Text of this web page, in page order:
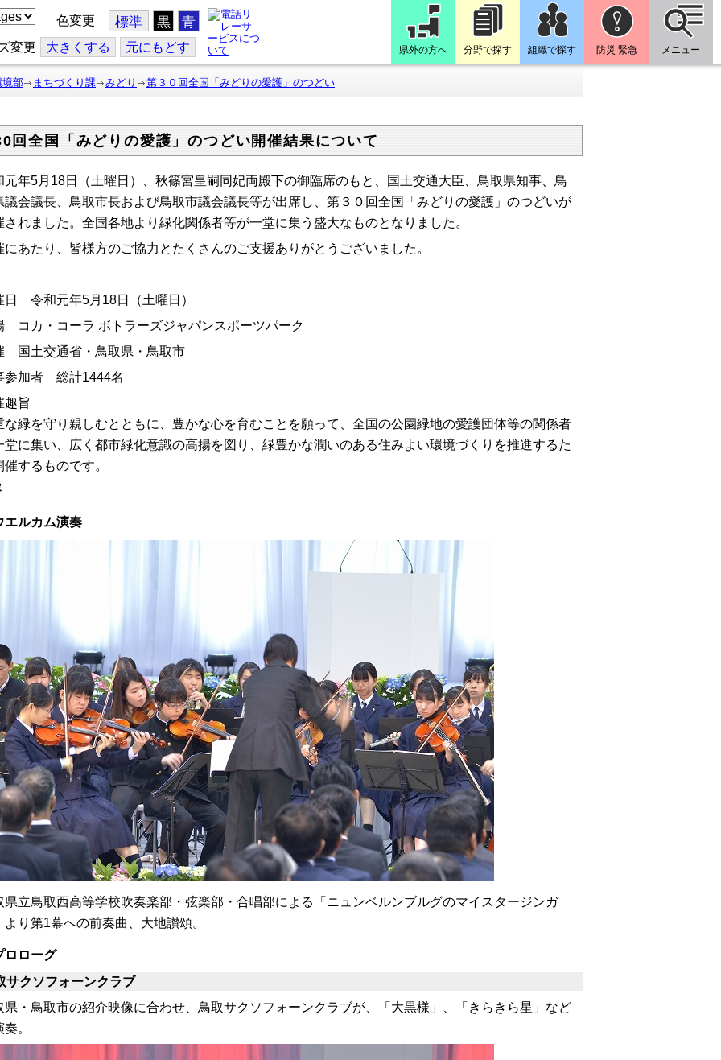
色変更 標準 黒 青
変更 大きくする 元にもどす 県外の方へ 分野で探す 組織で探す 防災 緊急 メニュー
境部 まちづくり課 みどり 第３０回全国「みどりの愛護」のつどい
回全国「みどりの愛護」のつどい開催結果について
元年5月18日（土曜日）、秋篠宮皇嗣同妃両殿下の御臨席のもと、国土交通大臣、鳥取県知事、鳥
議会議長、鳥取市長および鳥取市議会議長等が出席し、第３０回全国「みどりの愛護」のつどいが
されました。全国各地より緑化関係者等が一堂に集う盛大なものとなりました。
にあたり、皆様方のご協力とたくさんのご支援ありがとうございました。
日 令和元年5月18日（土曜日）
コカ・コーラ ボトラーズジャパンスポーツパーク
国土交通省・鳥取県・鳥取市
参加者 総計1444名
趣旨
な緑を守り親しむとともに、豊かな心を育むことを願って、全国の公園緑地の愛護団体等の関係者
堂に集い、広く都市緑化意識の高揚を図り、緑豊かな潤いのある住みよい環境づくりを推進するた
催するものです。
エルカム演奏
県立鳥取西高等学校吹奏楽部・弦楽部・合唱部による「ニュンベルンブルグのマイスタージンガ
より第1幕への前奏曲、大地讃頌。
ロローグ
サクソフォーンクラブ
県・鳥取市の紹介映像に合わせ、鳥取サクソフォーンクラブが、「大黒様」、「きらきら星」など
。